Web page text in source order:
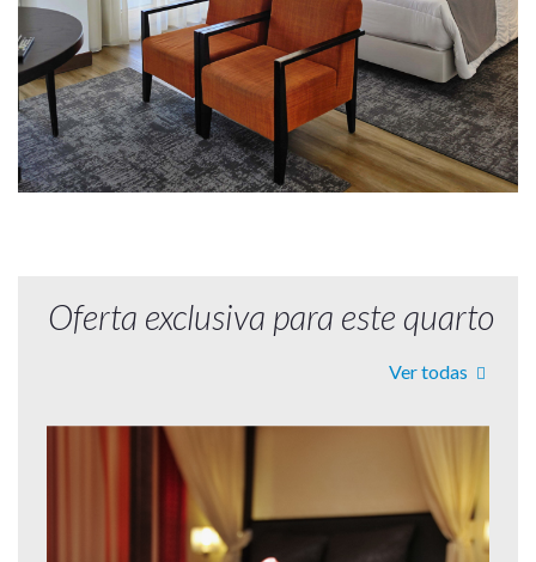
Oferta exclusiva para este quarto
Ver todas